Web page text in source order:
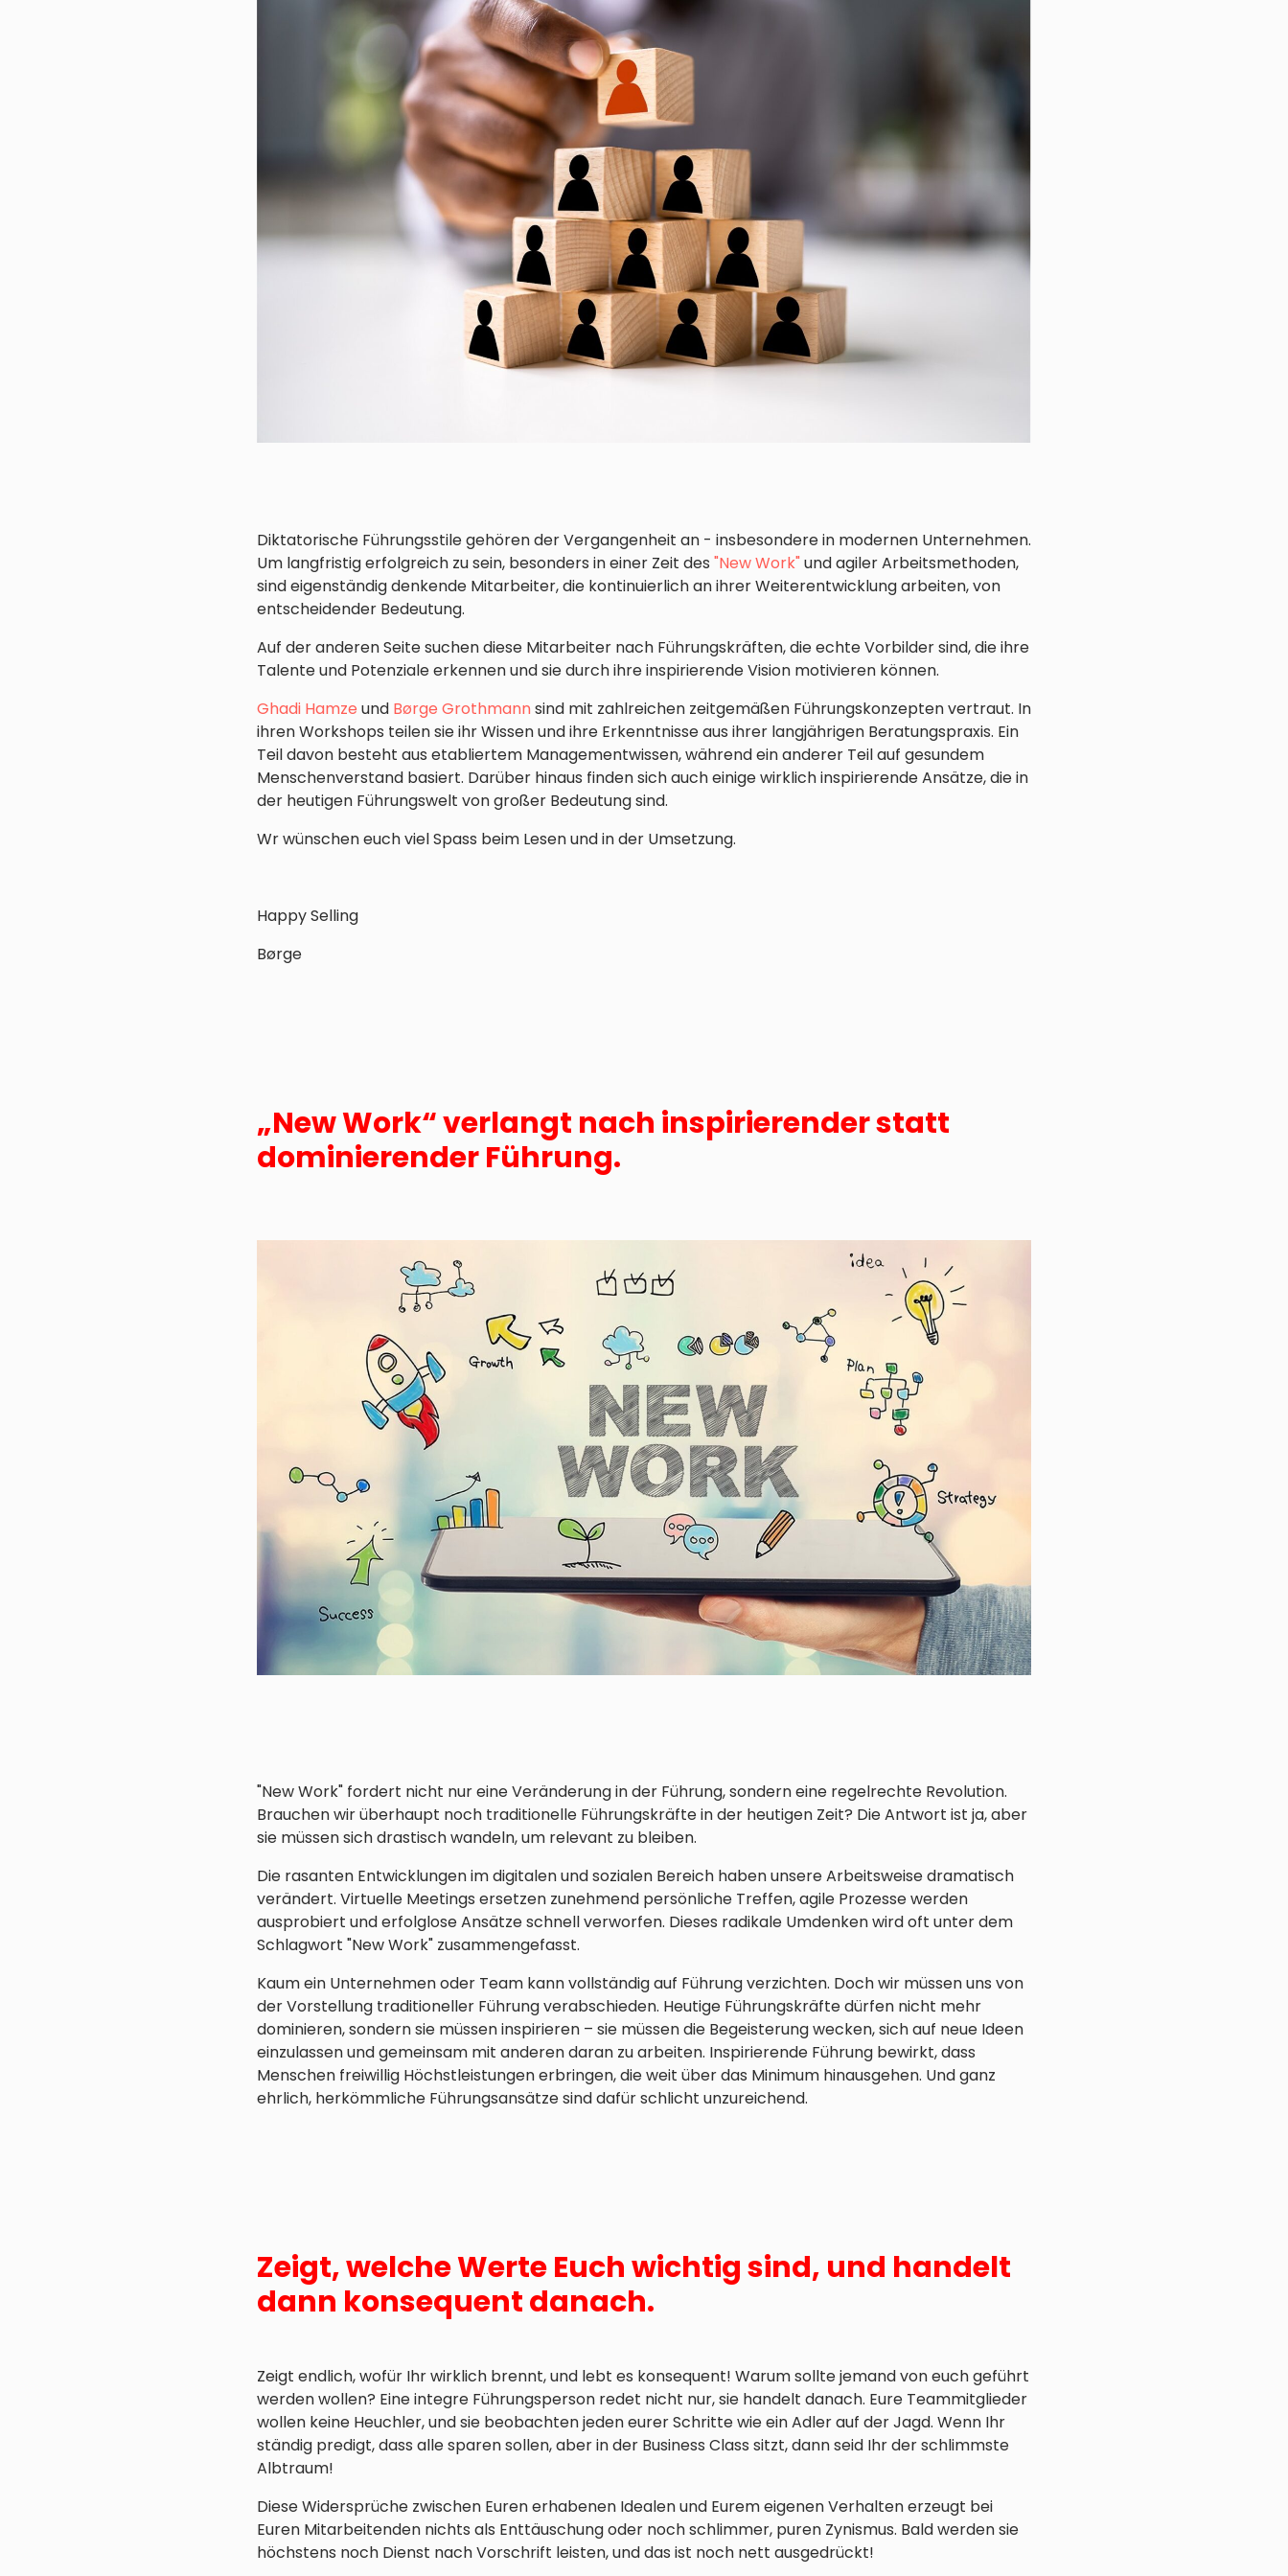
Diktatorische Führungsstile gehören der Vergangenheit an - insbesondere in modernen Unternehmen.
Um langfristig erfolgreich zu sein, besonders in einer Zeit des "New Work"und agiler Arbeitsmethoden,
sind eigenständig denkende Mitarbeiter, die kontinuierlich an ihrer Weiterentwicklung arbeiten, von
entscheidender Bedeutung.
Auf der anderen Seite suchen diese Mitarbeiter nach Führungskräften, die echte Vorbilder sind, die ihre
Talente und Potenziale erkennen und sie durch ihre inspirierende Vision motivieren können.
Ghadi Hamze und Børge Grothmannsind mit zahlreichen zeitgemäßen Führungskonzepten vertraut. In
ihren Workshops teilen sie ihr Wissen und ihre Erkenntnisse aus ihrer langjährigen Beratungspraxis. Ein
Teil davon besteht aus etabliertem Managementwissen, während ein anderer Teil auf gesundem
Menschenverstand basiert. Darüber hinaus finden sich auch einige wirklich inspirierende Ansätze, die in
der heutigen Führungswelt von großer Bedeutung sind.
Wr wünschen euch viel Spass beim Lesen und in der Umsetzung.
Happy Selling
Børge
„New Work“ verlangt nach inspirierender statt
dominierender Führung.
"New Work" fordert nicht nur eine Veränderung in der Führung, sondern eine regelrechte Revolution.
Brauchen wir überhaupt noch traditionelle Führungskräfte in der heutigen Zeit? Die Antwort ist ja, aber
sie müssen sich drastisch wandeln, um relevant zu bleiben.
Die rasanten Entwicklungen im digitalen und sozialen Bereich haben unsere Arbeitsweise dramatisch
verändert. Virtuelle Meetings ersetzen zunehmend persönliche Treffen, agile Prozesse werden
ausprobiert und erfolglose Ansätze schnell verworfen. Dieses radikale Umdenken wird oft unter dem
Schlagwort "New Work" zusammengefasst.
Kaum ein Unternehmen oder Team kann vollständig auf Führung verzichten. Doch wir müssen uns von
der Vorstellung traditioneller Führung verabschieden. Heutige Führungskräfte dürfen nicht mehr
dominieren, sondern sie müssen inspirieren – sie müssen die Begeisterung wecken, sich auf neue Ideen
einzulassen und gemeinsam mit anderen daran zu arbeiten. Inspirierende Führung bewirkt, dass
Menschen freiwillig Höchstleistungen erbringen, die weit über das Minimum hinausgehen. Und ganz
ehrlich, herkömmliche Führungsansätze sind dafür schlicht unzureichend.
Zeigt, welche Werte Euch wichtig sind, und handelt
dann konsequent danach.
Zeigt endlich, wofür Ihr wirklich brennt, und lebt es konsequent! Warum sollte jemand von euch geführt
werden wollen? Eine integre Führungsperson redet nicht nur, sie handelt danach. Eure Teammitglieder
wollen keine Heuchler, und sie beobachten jeden eurer Schritte wie ein Adler auf der Jagd. Wenn Ihr
ständig predigt, dass alle sparen sollen, aber in der Business Class sitzt, dann seid Ihr der schlimmste
Albtraum!
Diese Widersprüche zwischen Euren erhabenen Idealen und Eurem eigenen Verhalten erzeugt bei
Euren Mitarbeitenden nichts als Enttäuschung oder noch schlimmer, puren Zynismus. Bald werden sie
höchstens noch Dienst nach Vorschrift leisten, und das ist noch nett ausgedrückt!